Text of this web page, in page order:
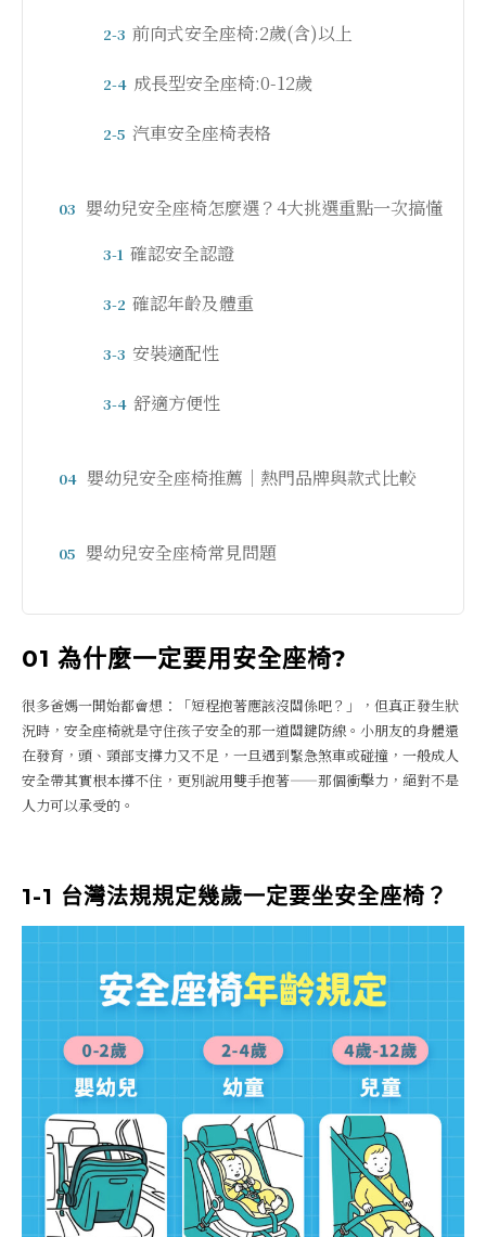
2-3 前向式安全座椅:2歲(含)以上
2-4 成長型安全座椅:0-12歲
2-5 汽車安全座椅表格
03 嬰幼兒安全座椅怎麼選？4大挑選重點一次搞懂
3-1 確認安全認證
3-2 確認年齡及體重
3-3 安裝適配性
3-4 舒適方便性
04 嬰幼兒安全座椅推薦｜熱門品牌與款式比較
05 嬰幼兒安全座椅常見問題
01 為什麼一定要用安全座椅?
很多爸媽一開始都會想：「短程抱著應該沒關係吧？」，但真正發生狀
況時，安全座椅就是守住孩子安全的那一道關鍵防線。小朋友的身體還
在發育，頭、頸部支撐力又不足，一旦遇到緊急煞車或碰撞，一般成人
安全帶其實根本撐不住，更別說用雙手抱著——那個衝擊力，絕對不是
人力可以承受的。
1-1 台灣法規規定幾歲一定要坐安全座椅？